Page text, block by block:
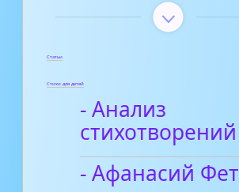
Статьи
Стихи для детей
- Анализ
стихотворений
- Афанасий Фет